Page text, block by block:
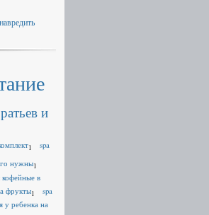
и
1
spa
нужны1
в
фрукты1
spa
у ребенка на